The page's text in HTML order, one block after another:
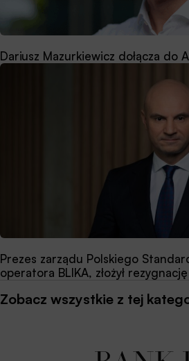
Dariusz Mazurkiewicz dołącza do
Prezes zarządu Polskiego
operatora BLIKA, złożył rezygnację
Zobacz wszystkie z tej